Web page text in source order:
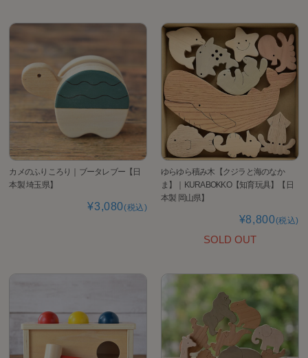
カメのふりころり｜ブータレブー【日
本製 埼玉県】
¥3,080(税込)
ゆらゆら積み木【クジラと海のなか
ま】｜KURABOKKO【知育玩具】【日
本製 岡山県】
¥8,800(税込)
SOLD OUT